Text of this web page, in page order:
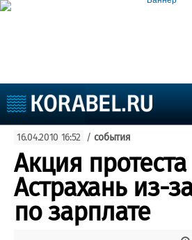
Судоходство
Судоремонт
События
Пресс-релизы
Порты
Рыболовство
ВМФ
16.04.2010 16:52 / события
Акция
Астрахань из-
по зарплате